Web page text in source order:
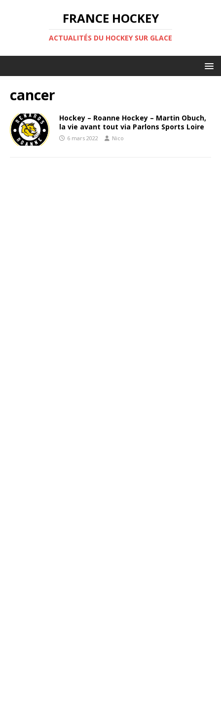
FRANCE HOCKEY
ACTUALITÉS DU HOCKEY SUR GLACE
cancer
Hockey – Roanne Hockey – Martin Obuch,
la vie avant tout via Parlons Sports Loire
6 mars 2022 Nico